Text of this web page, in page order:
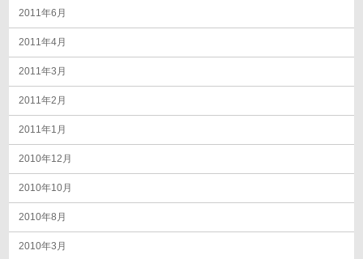
2011年6月
2011年4月
2011年3月
2011年2月
2011年1月
2010年12月
2010年10月
2010年8月
2010年3月